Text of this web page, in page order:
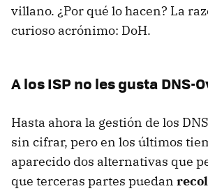
villano. ¿Por qué lo hacen? La
curioso acrónimo: DoH.
A los ISP no les gusta DNS-
Hasta ahora la gestión de los
sin cifrar, pero en los últimos
aparecido dos alternativas que
que terceras partes puedan